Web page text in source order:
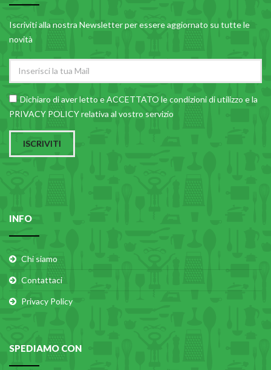
Iscriviti alla nostra Newsletter per essere aggiornato su tutte le
novità
Dichiaro di aver letto e ACCETTATO lecondizioni di utilizzo e la
PRIVACY POLICY relativa al vostro servizio
ISCRIVITI
INFO
Chi siamo
Contattaci
Privacy Policy
SPEDIAMO CON